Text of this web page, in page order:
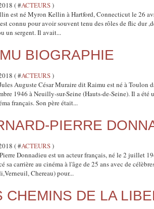
( #ACTEURS)
est né Myron Kellin à Hartford, Connecticut le 26
connu pour avoir souvent tenu des rôles de flic dur
un sergent. Il avait...
BIOGRAPHIE
( #ACTEURS)
Auguste César Muraire dit Raimu est né à Toulon
1946 à Neuilly-sur-Seine (Hauts-de-Seine). Il a
français. Son père était...
PIERRE
( #ACTEURS)
Donnadieu est un acteur français, né le 2 juillet
sa carrière au cinéma à l'âge de 25 ans avec de
Chereau) pour...
CHEMINS DE LA